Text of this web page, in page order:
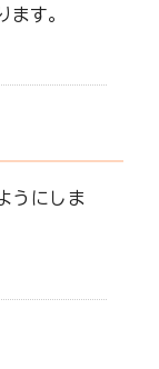
す。
うにしま